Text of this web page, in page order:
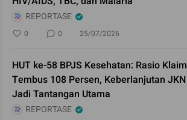
REPORTASE
0 0 25/07/2026
HUT ke-58 BPJS Kesehatan: Rasio Klaim
Tembus 108 Persen, Keberlanjutan JKN
Jadi Tantangan Utama
REPORTASE